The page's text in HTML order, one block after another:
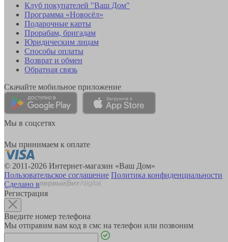
Клуб покупателей "Ваш Дом"
Программа «Новосёл»
Подарочные карты
Прорабам, бригадам
Юридическим лицам
Способы оплаты
Возврат и обмен
Обратная связь
Скачайте мобильное приложение
Мы в соцсетях
Мы принимаем к оплате
© 2011-2026 Интернет-магазин «Ваш Дом»
Пользовательское соглашение Политика конфиденциальности
Сделано в
Регистрация
Введите номер телефона
Мы отправим вам код в смс на телефон или позвоним